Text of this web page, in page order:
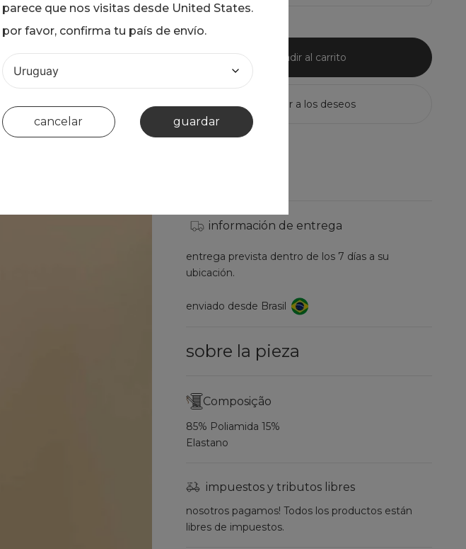
parece que nos visitas desde United States.
por favor, confirma tu país de envío.
cancelar guardar
añadir al carrito
información de entrega
entrega prevista dentro de los 7 días a su
ubicación.
enviado desde Brasil
sobre la pieza
Composição
85% Poliamida 15%
Elastano
impuestos y tributos libres
nosotros pagamos! Todos los productos están
libres de impuestos.